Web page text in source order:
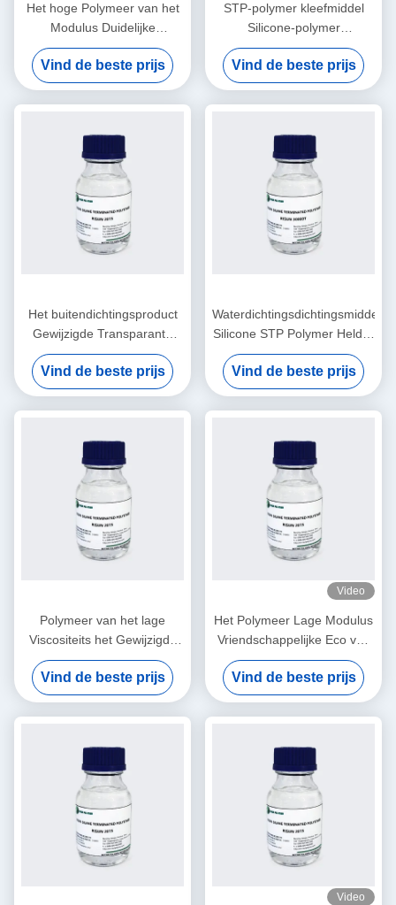
Het hoge Polymeer van het
Modulus Duidelijke
Gewijzigde Silicone voor
Structurele
Siliconeverglazing
Vind de beste prijs
STP-polymer kleefmiddel
Silicone-polymer
hoogreactief
laagmodulusvloeistof
Vind de beste prijs
Het buitendichtingsproduct
Gewijzigde Transparante
Vrije Isocyanaat van het
Siliconepolymeer
Vind de beste prijs
Waterdichtingsdichtingsmiddel
Silicone STP Polymer Helder
oplosmiddelvrij Voor
keukenbad
Vind de beste prijs
Polymeer van het lage
Viscositeits het Gewijzigde
Silicone, Gemakkelijk Proces
voor het Concrete
Uitbreidingsverbinding Vullen
Vind de beste prijs
Video
Het Polymeer Lage Modulus
Vriendschappelijke Eco van
het bouwdichtingsproducten
Gewijzigde Silicone
Vind de beste prijs
Video